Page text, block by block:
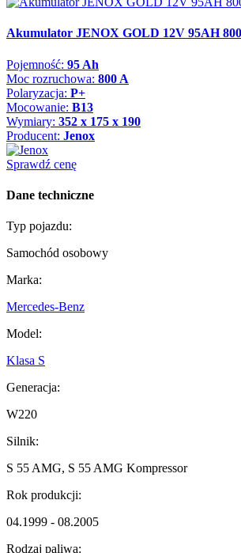
Akumulator JENOX GOLD 12V 95AH
Pojemność: 95 Ah
Moc rozruchowa: 800 A
Polaryzacja: P+
Mocowanie: B13
Wymiary: 352 x 175 x 190
Producent: Jenox
Sprawdź cenę
Dane techniczne
Typ pojazdu:
Samochód osobowy
Marka:
Mercedes-Benz
Model:
Klasa S
Generacja:
W220
Silnik:
S 55 AMG, S 55 AMG Kompressor
Rok produkcji:
04.1999 - 08.2005
Rodzaj paliwa: